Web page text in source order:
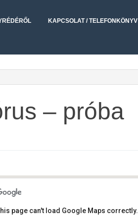
KAPCSOLAT / TELEFONKÖNYV
– próba
Művelődési ház
page can't load Google Maps correctly.